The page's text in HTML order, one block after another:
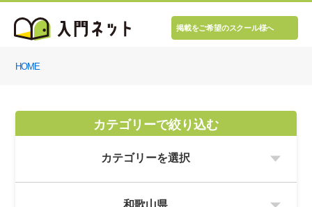
掲載をご希望のスクール様へ
HOME
カテゴリーで絞り込む